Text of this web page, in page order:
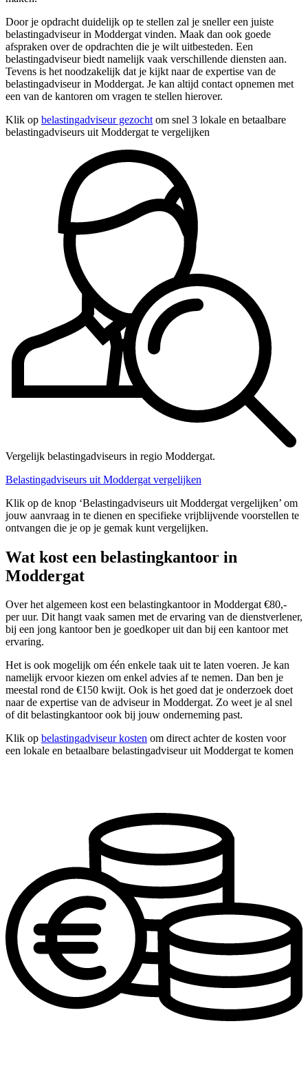
Door je opdracht duidelijk op te stellen zal je sneller een juiste
belastingadviseur in Moddergat vinden. Maak dan ook goede
afspraken over de opdrachten die je wilt uitbesteden. Een
belastingadviseur biedt namelijk vaak verschillende diensten aan.
Tevens is het noodzakelijk dat je kijkt naar de expertise van de
belastingadviseur in Moddergat. Je kan altijd contact opnemen met
een van de kantoren om vragen te stellen hierover.
Klik op belastingadviseur gezocht om snel 3 lokale en betaalbare
belastingadviseurs uit Moddergat te vergelijken
Vergelijk belastingadviseurs in regio Moddergat.
Belastingadviseurs uit Moddergat vergelijken
Klik op de knop ‘Belastingadviseurs uit Moddergat vergelijken’ om
jouw aanvraag in te dienen en specifieke vrijblijvende voorstellen te
ontvangen die je op je gemak kunt vergelijken.
Wat kost een belastingkantoor in
Moddergat
Over het algemeen kost een belastingkantoor in Moddergat €80,-
per uur. Dit hangt vaak samen met de ervaring van de dienstverlener,
bij een jong kantoor ben je goedkoper uit dan bij een kantoor met
ervaring.
Het is ook mogelijk om één enkele taak uit te laten voeren. Je kan
namelijk ervoor kiezen om enkel advies af te nemen. Dan ben je
meestal rond de €150 kwijt. Ook is het goed dat je onderzoek doet
naar de expertise van de adviseur in Moddergat. Zo weet je al snel
of dit belastingkantoor ook bij jouw onderneming past.
Klik op belastingadviseur kosten om direct achter de kosten voor
een lokale en betaalbare belastingadviseur uit Moddergat te komen